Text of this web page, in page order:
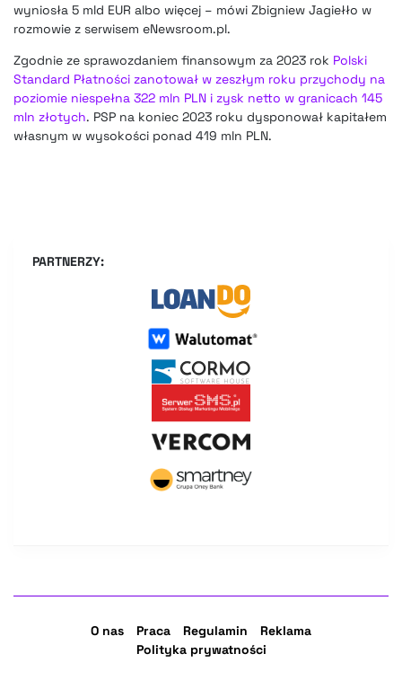
wyniosła 5 mld EUR albo więcej – mówi Zbigniew Jagiełło w
rozmowie z serwisem eNewsroom.pl.
Zgodnie ze sprawozdaniem finansowym za 2023 rok Polski
Standard Płatności zanotował w zeszłym roku przychody na
poziomie niespełna 322 mln PLN i zysk netto w granicach 145
mln złotych. PSP na koniec 2023 roku dysponował kapitałem
własnym w wysokości ponad 419 mln PLN.
PARTNERZY:
O nas Praca Regulamin
Reklama
Polityka prywatności